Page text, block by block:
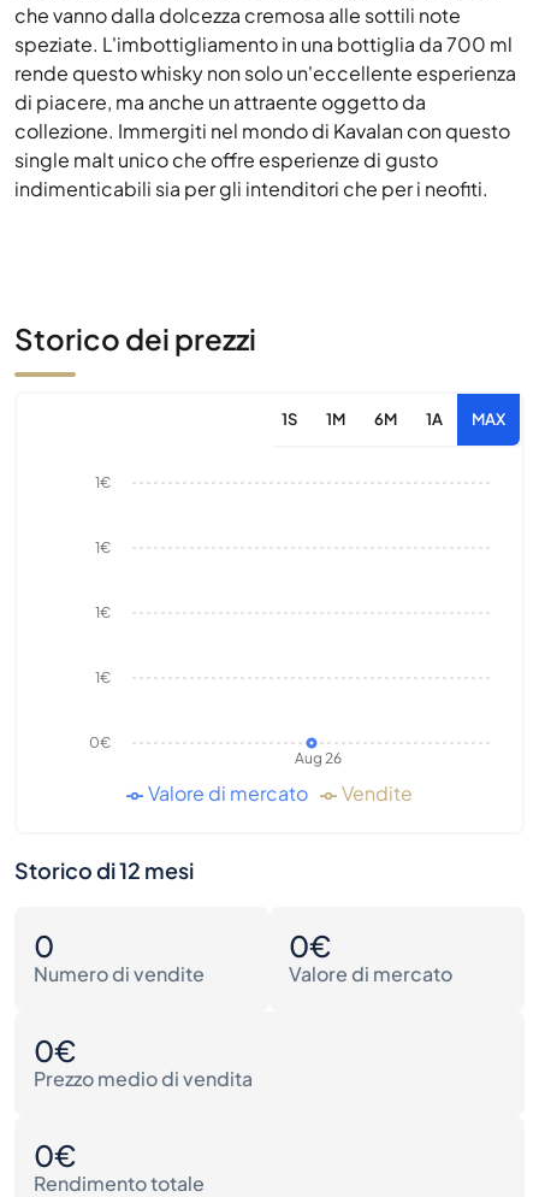
che vanno dalla dolcezza cremosa alle sottili note
speziate. L'imbottigliamento in una bottiglia da 700 ml
rende questo whisky non solo un'eccellente esperienza
di piacere, ma anche un attraente oggetto da
collezione. Immergiti nel mondo di Kavalan con questo
single malt unico che offre esperienze di gusto
indimenticabili sia per gli intenditori che per i neofiti.
Storico dei prezzi
1S 1M 6M 1A MAX
Aug 26
0€
1€
1€
1€
1€
Valore di mercato Vendite
Storico di 12 mesi
0
Numero di vendite
0€
Valore di mercato
0€
Prezzo medio di vendita
0€
Rendimento totale